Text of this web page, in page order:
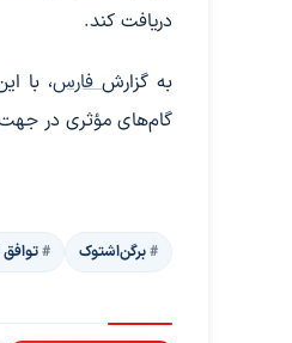
دریافت کند.
به گزارشفارس، با
گام‌های مؤثری در جهت
برگن‌اشتوک توافق